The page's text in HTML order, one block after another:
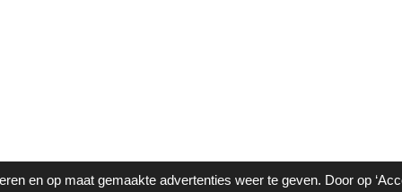
en op maat gemaakte advertenties weer te geven. Door op